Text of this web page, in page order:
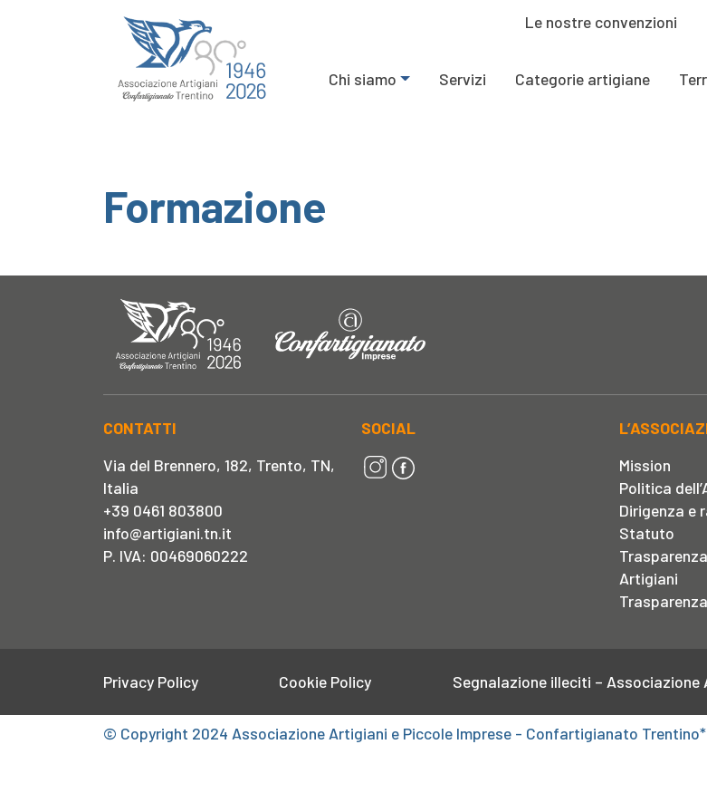
Le nostre convenzioni
Chi siamo Servizi Categorie artigiane
Formazione
CONTATTI
Via del Brennero, 182, Trento, TN,
Italia
+39 0461 803800
info@artigiani.tn.it
P. IVA: 00469060222
SOCIAL
Mission
Politica
Dirigenza e
Statuto
Artigiani
Privacy Policy Cookie Policy Segnalazione illeciti – Associazione
© Copyright 2024 Associazione Artigiani e Piccole Imprese - Confartigianato Trentino*